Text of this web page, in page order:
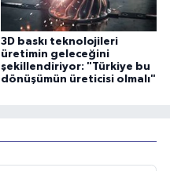
3D baskı teknolojileri
üretimin geleceğini
şekillendiriyor: "Türkiye bu
dönüşümün üreticisi olmalı"